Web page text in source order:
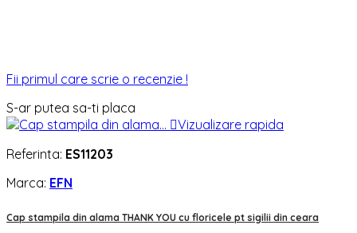
Fii primul care scrie o recenzie !
S-ar putea sa-ti placa
Vizualizare rapida
Referinta: ES11203
Marca: EFN
Cap stampila din alama THANK YOU cu floricele pt sigilii din ceara